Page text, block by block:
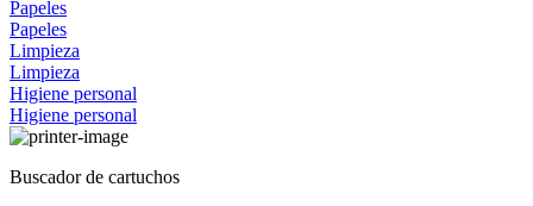
Papeles
Papeles
Limpieza
Limpieza
Higiene personal
Higiene personal
Buscador de cartuchos